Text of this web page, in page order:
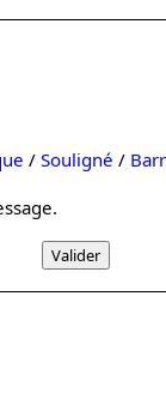
/ Souligné /